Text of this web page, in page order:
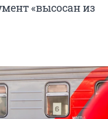
«высосан из